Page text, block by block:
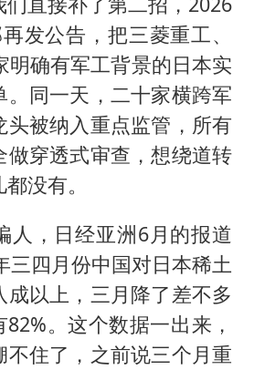
发公告，把三菱重工、
明确有军工背景的日本实
。同一天，二十家横跨军
头被纳入重点监管，所有
做穿透式审查，想绕道转
没有。
人，日经亚洲6月的报道
三四月份中国对日本稀土
成以上，三月降了差不多
。这个数据一出来，
不住了，之前说三个月重